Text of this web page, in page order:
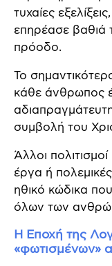
τυχαίες
επηρέασε βαθιά
πρόοδο.
Το
κάθε άνθρωπος
συμβολή του
Άλλοι
έργα ή
ηθικό κώδικα
όλων των
Η Εποχή της
«φωτισμένων»